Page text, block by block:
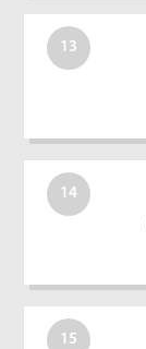
13
14
15